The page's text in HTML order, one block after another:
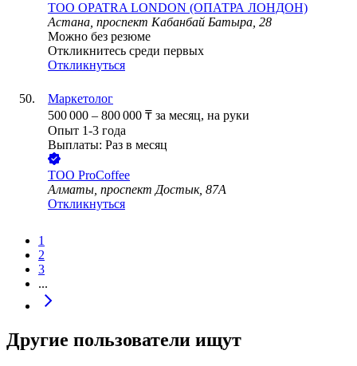
ТОО OPATRA LONDON (ОПАТРА ЛОНДОН)
Астана, проспект Кабанбай Батыра, 28
Можно без резюме
Откликнитесь среди первых
Откликнуться
Маркетолог
500 000 – 800 000 ₸ за месяц, на руки
Опыт 1-3 года
Выплаты: Раз в месяц
ТОО ProCoffee
Алматы, проспект Достык, 87А
Откликнуться
1
2
3
...
Другие пользователи ищут